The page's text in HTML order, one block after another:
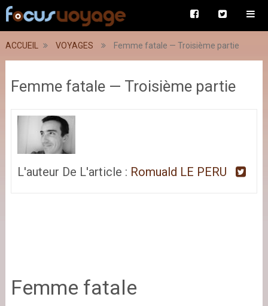
ACCUEIL VOYAGES Femme fatale — Troisième partie
Femme fatale — Troisième partie
L'auteur De L'article : Romuald LE PERU
Femme fatale